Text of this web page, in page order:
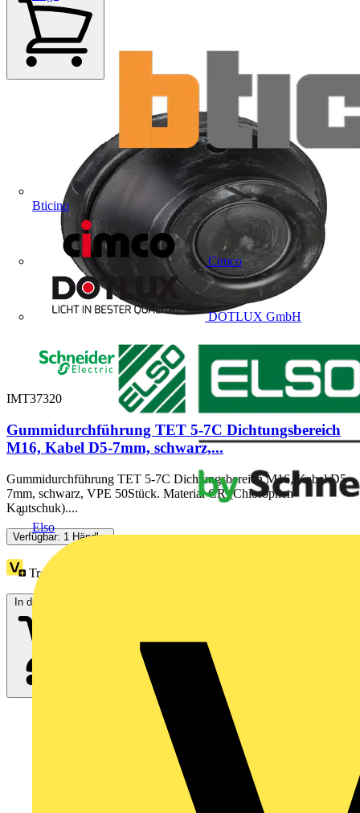
Bticino
Cimco
DOTLUX GmbH
Elso
IMT37320
Gummidurchführung TET 5-7C Dichtungsbereich
M16, Kabel D5-7mm, schwarz,...
Gummidurchführung TET 5-7C Dichtungsbereich M16, Kabel D5-
7mm, schwarz, VPE 50Stück. Material CR (Chlorophen
Kautschuk)....
Verfügbar: 1 Händler
Treuepunkte:
In den Warenkorb